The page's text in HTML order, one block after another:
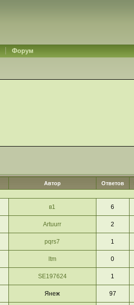
Форум
Автор Ответов
в1 6
Artuurr 2
pqrs7 1
ltm 0
SE197624 1
Янеж 97